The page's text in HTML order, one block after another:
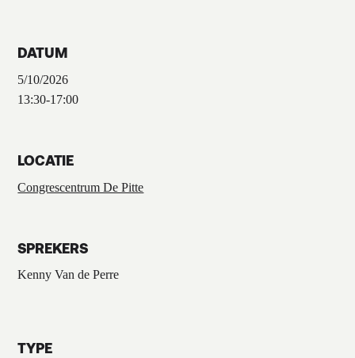
DATUM
5/10/2026
13:30-17:00
LOCATIE
Congrescentrum De Pitte
SPREKERS
Kenny Van de Perre
TYPE